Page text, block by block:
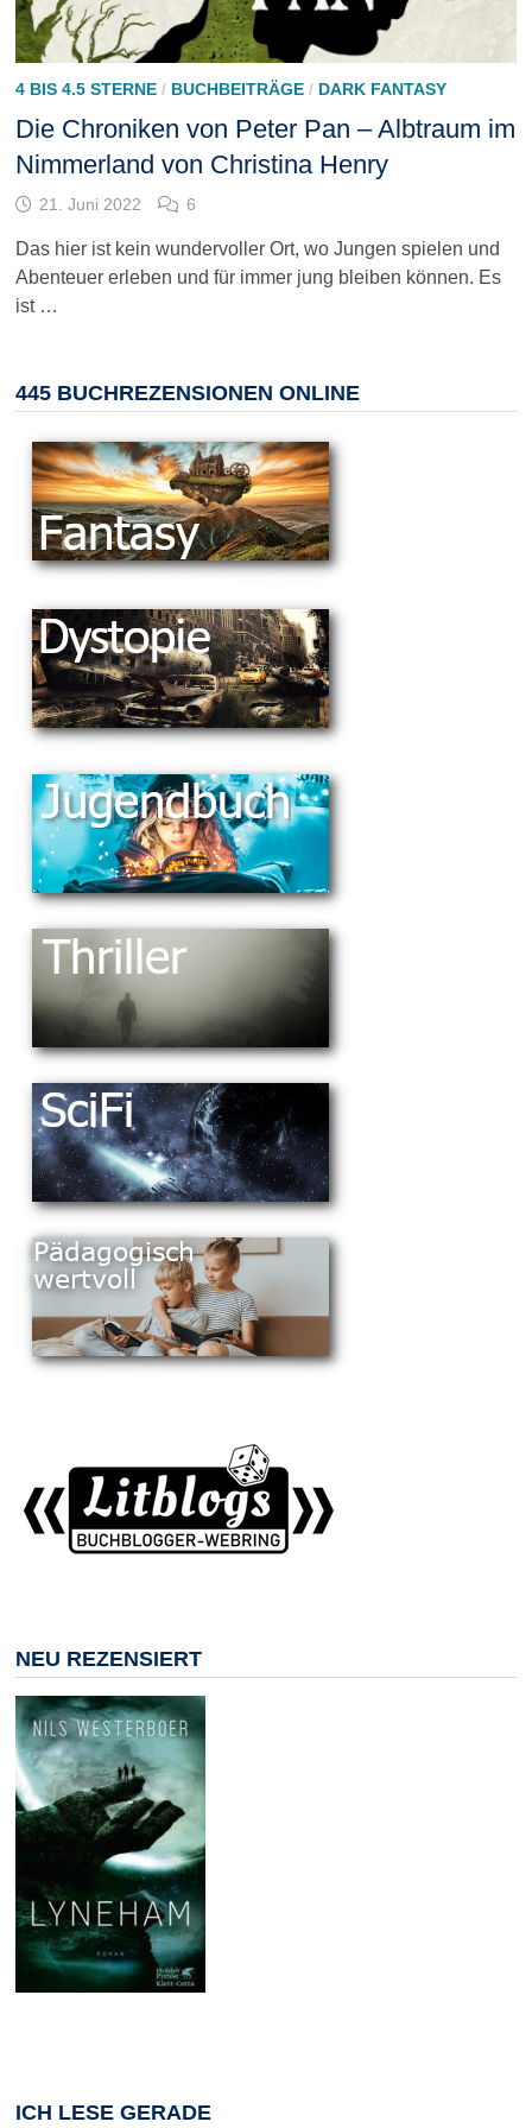
4 BIS 4.5 STERNE/ BUCHBEITRÄGE/ DARK FANTASY
Die Chroniken von Peter Pan – Albtraum im
Nimmerland von Christina Henry
21. Juni 2022 6
Das hier ist kein wundervoller Ort, wo Jungen spielen und
Abenteuer erleben und für immer jung bleiben können. Es
ist …
445 BUCHREZENSIONEN ONLINE
NEU REZENSIERT
ICH LESE GERADE